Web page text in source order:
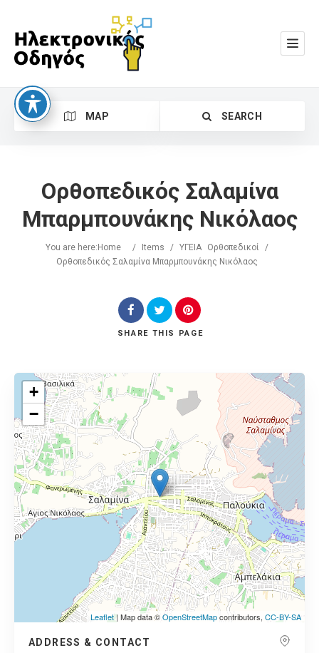
MAP SEARCH
Search
Ορθοπεδικός Σαλαμίνα
Μπαρμπουνάκης Νικόλαος
You are here: Home / Items / ΥΓΕΙΑ Ορθοπεδικοί
/
Ορθοπεδικός Σαλαμίνα Μπαρμπουνάκης Νικόλαος
SHARE THIS PAGE
+
−
Leaflet | Map data ©OpenStreetMapcontributors, CC-BY-SA
ADDRESS & CONTACT